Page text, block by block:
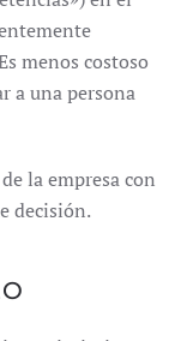
menos costoso
a una persona
la empresa con
decisión.